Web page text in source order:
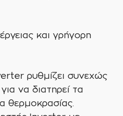
και γρήγορη
ρυθμίζει συνεχώς
να διατηρεί τα
θερμοκρασίας.